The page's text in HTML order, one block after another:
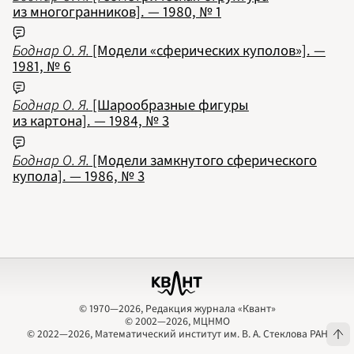
2009
2010
2013
2014
2018
2019
2020
2021
2024
2025
© 1970—2026, Редакция журнала «Квант»
© 2002—2026, МЦНМО
© 2022—2026, Математический институт им. В. А. Стеклова РАН
из многогранников]. — 1980, № 1
Боднар О. Я. [Модели «сферических куполов»]. —
1981, № 6
Боднар О. Я. [Шарообразные фигуры
из картона]. — 1984, № 3
Боднар О. Я. [Модели замкнутого сферического
купола]. — 1986, № 3
© 1970—2026, Редакция журнала «Квант»
© 2002—2026, МЦНМО
© 2022—2026, Математический институт им. В. А. Стеклова РАН